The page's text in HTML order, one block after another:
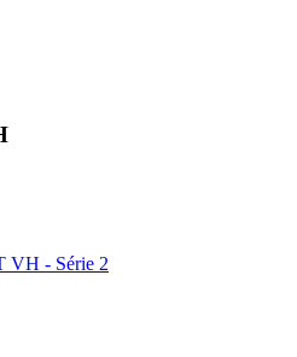
VH - Série 2